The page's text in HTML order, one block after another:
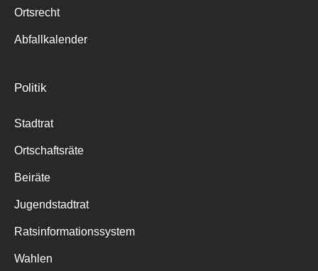
Ortsrecht
Abfallkalender
Politik
Stadtrat
Ortschaftsräte
Beiräte
Jugendstadtrat
Ratsinformationssystem
Wahlen